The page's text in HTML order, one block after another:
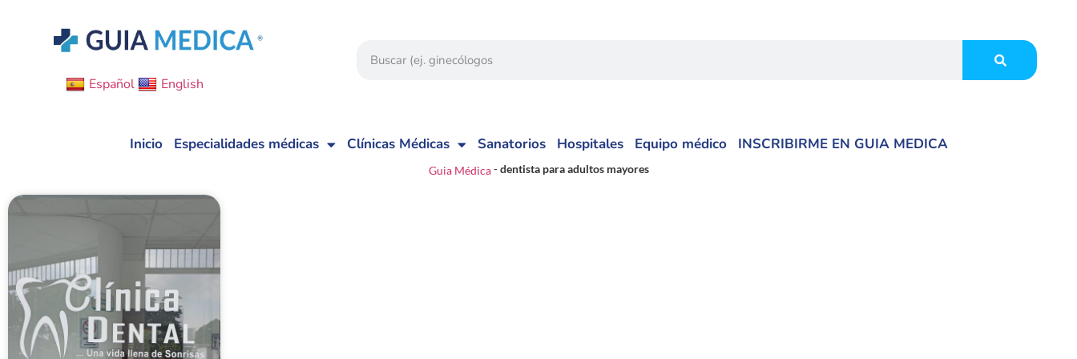
Español English
Inicio Especialidades médicas Clínicas Médicas Sanatorios Hospitales Equipo médico INSCRIBIRME EN GUIA MEDICA
Guia Médica-dentista para adultos mayores